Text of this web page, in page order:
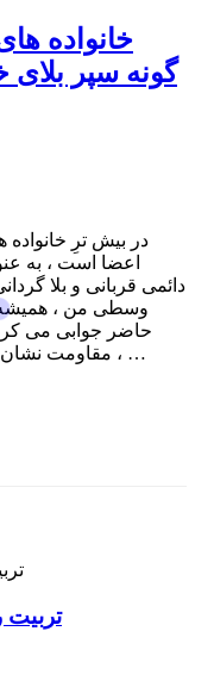
خانواده
گونه سپر
در بیش ترِ خانواده
اعضا است ، به
دائمی قربانی و بلا
وسطی من ، همیشه
حاضر جوابی می
مقاومت نشان می داد . او موفقیت های زیادی داشت ، …
تربیت